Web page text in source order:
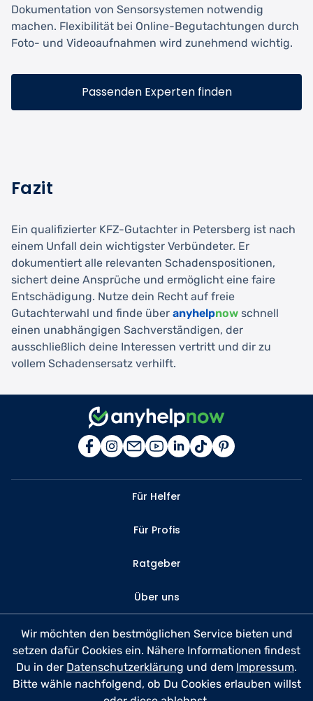
Dokumentation von Sensorsystemen notwendig
machen. Flexibilität bei Online-Begutachtungen durch
Foto- und Videoaufnahmen wird zunehmend wichtig.
Passenden Experten finden
Fazit
Ein qualifizierter KFZ-Gutachter in Petersberg ist nach
einem Unfall dein wichtigster Verbündeter. Er
dokumentiert alle relevanten Schadenspositionen,
sichert deine Ansprüche und ermöglicht eine faire
Entschädigung. Nutze dein Recht auf freie
Gutachterwahl und finde über anyhelpnow schnell
einen unabhängigen Sachverständigen, der
ausschließlich deine Interessen vertritt und dir zu
vollem Schadensersatz verhilft.
Für Helfer
Für Profis
Ratgeber
Über uns
Kontakt
FAQ
Datenschutz
Wir möchten den bestmöglichen Service bieten und
setzen dafür Cookies ein. Nähere Informationen findest
Du in der Datenschutzerklärung und dem Impressum.
Bitte wähle nachfolgend, ob Du Cookies erlauben willst